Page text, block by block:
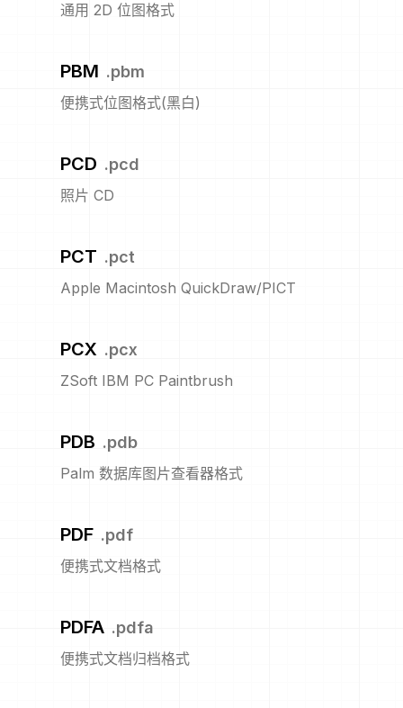
通用 2D 位图格式
PBM .pbm
便携式位图格式(黑白)
PCD .pcd
照片 CD
PCT .pct
Apple Macintosh QuickDraw/PICT
PCX .pcx
ZSoft IBM PC Paintbrush
PDB .pdb
Palm 数据库图片查看器格式
PDF .pdf
便携式文档格式
PDFA .pdfa
便携式文档归档格式